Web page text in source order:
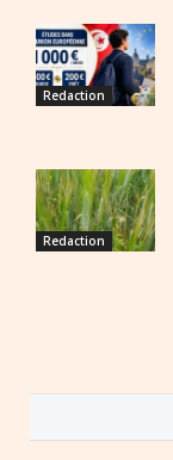
Redaction
Redaction